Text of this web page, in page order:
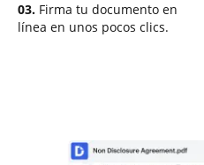
03. Firma tu documento en
línea en unos pocos clics.